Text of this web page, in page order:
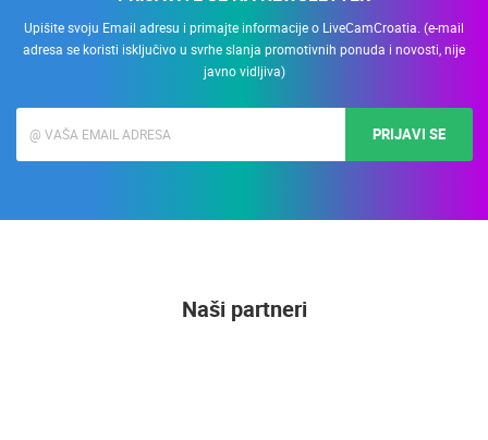
Upišite svoju Email adresu i primajte informacije o LiveCamCroatia. (e-mail
adresa se koristi isključivo u svrhe slanja promotivnih ponuda i novosti, nije
javno vidljiva)
PRIJAVI SE
Naši partneri